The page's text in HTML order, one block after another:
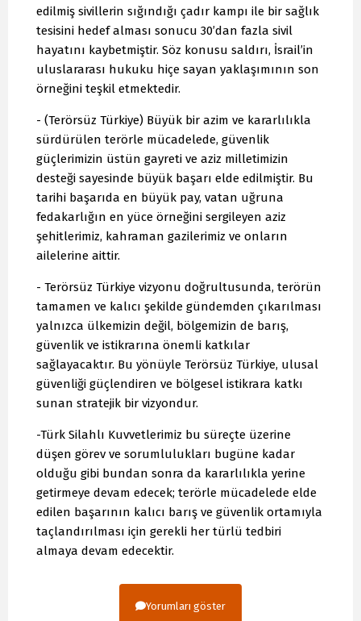
edilmiş sivillerin sığındığı çadır kampı ile bir sağlık
tesisini hedef alması sonucu 30’dan fazla sivil
hayatını kaybetmiştir. Söz konusu saldırı, İsrail’in
uluslararası hukuku hiçe sayan yaklaşımının son
örneğini teşkil etmektedir.
- (Terörsüz Türkiye) Büyük bir azim ve kararlılıkla
sürdürülen terörle mücadelede, güvenlik
güçlerimizin üstün gayreti ve aziz milletimizin
desteği sayesinde büyük başarı elde edilmiştir. Bu
tarihi başarıda en büyük pay, vatan uğruna
fedakarlığın en yüce örneğini sergileyen aziz
şehitlerimiz, kahraman gazilerimiz ve onların
ailelerine aittir.
- Terörsüz Türkiye vizyonu doğrultusunda, terörün
tamamen ve kalıcı şekilde gündemden çıkarılması
yalnızca ülkemizin değil, bölgemizin de barış,
güvenlik ve istikrarına önemli katkılar
sağlayacaktır. Bu yönüyle Terörsüz Türkiye, ulusal
güvenliği güçlendiren ve bölgesel istikrara katkı
sunan stratejik bir vizyondur.
-Türk Silahlı Kuvvetlerimiz bu süreçte üzerine
düşen görev ve sorumlulukları bugüne kadar
olduğu gibi bundan sonra da kararlılıkla yerine
getirmeye devam edecek; terörle mücadelede elde
edilen başarının kalıcı barış ve güvenlik ortamıyla
taçlandırılması için gerekli her türlü tedbiri
almaya devam edecektir.
Yorumları göster